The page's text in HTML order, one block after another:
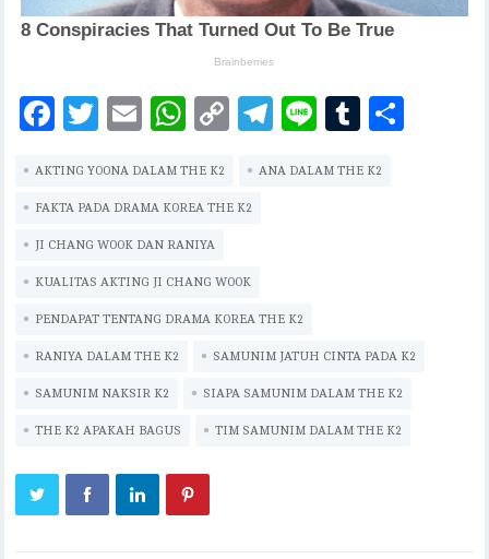
F
eb
oo
k
T
it
te
r
E
ai
l
W
at
s
A
p
p
C
p
y
n
k
T
eg
Li
e
T
m
AKTING YOONA DALAM THE K2 ANA DALAM THE K2
FAKTA PADA DRAMA KOREA THE K2
JI CHANG WOOK DAN RANIYA
KUALITAS AKTING JI CHANG WOOK
PENDAPAT TENTANG DRAMA KOREA THE K2
RANIYA DALAM THE K2 SAMUNIM JATUH CINTA PADA K2
SAMUNIM NAKSIR K2 SIAPA SAMUNIM DALAM THE K2
THE K2 APAKAH BAGUS TIM SAMUNIM DALAM THE K2